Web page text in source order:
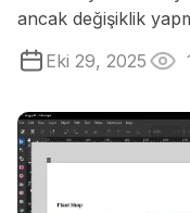
ancak değişiklik
özellikle de PDF'de
Eki 29, 2025